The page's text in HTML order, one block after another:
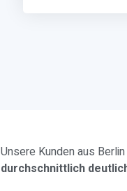
Unsere Kunden aus
durchschnittlich